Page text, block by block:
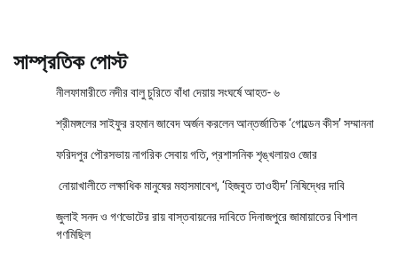
সাম্প্রতিক পোস্ট
নীলফামারীতে নদীর বালু চুরিতে বাঁধা দেয়ায় সংঘর্ষে আহত- ৬
শ্রীমঙ্গলের সাইফুর রহমান জাবেদ অর্জন করলেন আন্তর্জাতিক ‘গোল্ডেন কীস’ সম্মাননা
ফরিদপুর পৌরসভায় নাগরিক সেবায় গতি, প্রশাসনিক শৃঙ্খলায়ও জোর
নোয়াখালীতে লক্ষাধিক মানুষের মহাসমাবেশ, ‘হিজবুত তাওহীদ’ নিষিদ্ধের দাবি
জুলাই সনদ ও গণভোটের রায় বাস্তবায়নের দাবিতে দিনাজপুরে জামায়াতের বিশাল
গণমিছিল